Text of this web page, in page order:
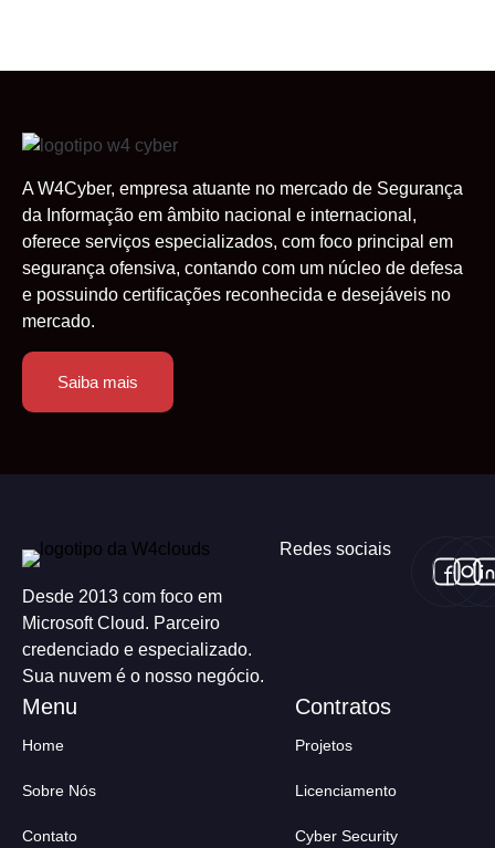
A W4Cyber, empresa atuante no mercado de Segurança
da Informação em âmbito nacional e internacional,
oferece serviços especializados, com foco principal em
segurança ofensiva, contando com um núcleo de defesa
e possuindo certiﬁcações reconhecida e desejáveis no
mercado.
Saiba mais
Desde 2013 com foco em
Microsoft Cloud. Parceiro
credenciado e especializado.
Sua nuvem é o nosso negócio.
Redes sociais
Home
Sobre Nós
Contato
Projetos
Licenciamento
Cyber Security